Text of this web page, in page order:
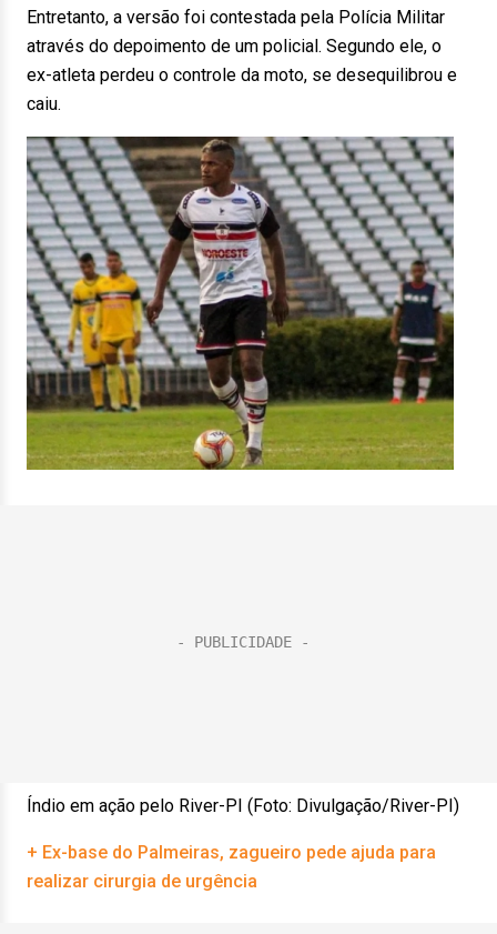
Entretanto, a versão foi contestada pela Polícia Militar
através do depoimento de um policial. Segundo ele, o
ex-atleta perdeu o controle da moto, se desequilibrou e
caiu.
Índio em ação pelo River-PI (Foto: Divulgação/River-PI)
+ Ex-base do Palmeiras, zagueiro pede ajuda para
realizar cirurgia de urgência